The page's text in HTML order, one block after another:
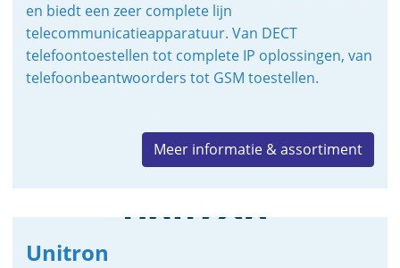
en biedt een zeer complete lijn
telecommunicatieapparatuur. Van DECT
telefoontoestellen tot complete IP oplossingen, van
telefoonbeantwoorders tot GSM toestellen.
Meer informatie & assortiment
Unitron